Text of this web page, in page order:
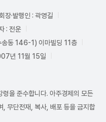
장·발행인 : 곽영길
: 전운
송동 146-1) 이마빌딩 11층
년 11월 15일
을 준수합니다. 아주경제의 모든
, 무단전재, 복사, 배포 등을 금지합